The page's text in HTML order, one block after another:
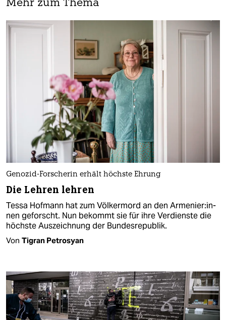
Mehr zum Thema
Genozid-Forscherin erhält höchste Ehrung
Die Lehren lehren
Tessa Hofmann hat zum Völkermord an den Ar­me­nie­r:in­
nen geforscht. Nun bekommt sie für ihre Verdienste die
höchste Auszeichnung der Bundesrepublik.
Von Tigran Petrosyan